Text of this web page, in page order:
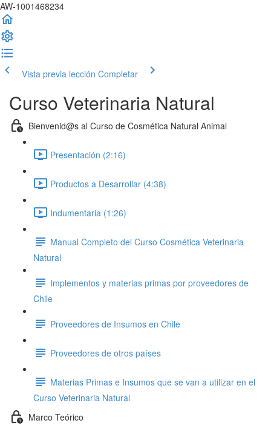
AW-1001468234
Vista previa lección Completar
Curso Veterinaria Natural
Bienvenid@s al Curso de Cosmética Natural Animal
Presentación (2:16)
Productos a Desarrollar (4:38)
Indumentaria (1:26)
Manual Completo del Curso Cosmética Veterinaria
Natural
Implementos y materias primas por proveedores de
Chile
Proveedores de Insumos en Chile
Proveedores de otros países
Materias Primas e Insumos que se van a utilizar en el
Curso Veterinaria Natural
Marco Teórico